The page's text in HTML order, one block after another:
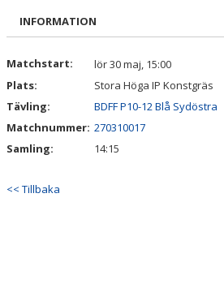
MATCHER
TRUPPEN
BILDGALLERI
INFORMATION
Matchstart:
lör 30 maj, 15:00
Plats:
Stora Höga IP Konstgräs
Tävling:
BDFF P10-12 Blå Sydöstra
Matchnummer: 270310017
Samling:
14:15
<< Tillbaka